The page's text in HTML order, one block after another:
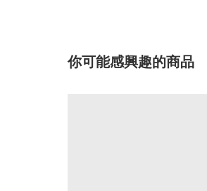
你可能感興趣的商品